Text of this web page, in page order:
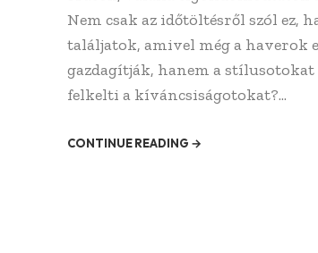
Nem csak az időtöltésről szól ez,
találjatok, amivel még a haverok
gazdagítják, hanem a
felkelti a kíváncsiságotokat?...
CONTINUE READING →